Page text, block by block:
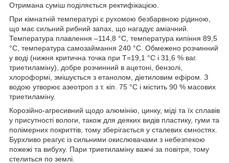
Отримана суміш поділяється ректифікацією.
При кімнатній температурі є рухомою безбарвною рідиною,
що має сильний рибний запах, що нагадує аміачний.
Температура плавлення –114,8 °C, температура кипіння 89,5
°C, температура самозаймання 240 °C. Обмежено розчинний
у воді (нижня критична точка при T=19,1 °C і 31,6 % ваг.
триетиламіну), добре розчинний в ацетоні, бензолі,
хлороформі, змішується з етанолом, діетиловим ефіром. З
водою утворює азеотроп з т. кіп. 75 °C і містить 90 % масових
триетиламіну.
Корозійно-агресивний щодо алюмінію, цинку, міді та їх сплавів
у присутності вологи, також для деяких видів пластику, гуми та
полімерних покриттів, тому зберігається у сталевих ємностях.
Бурхливо реагує із сильними окислювачами з небезпекою
пожежі та вибуху. Пари триетиламіну важчі за повітря, тому
стелиться по землі.